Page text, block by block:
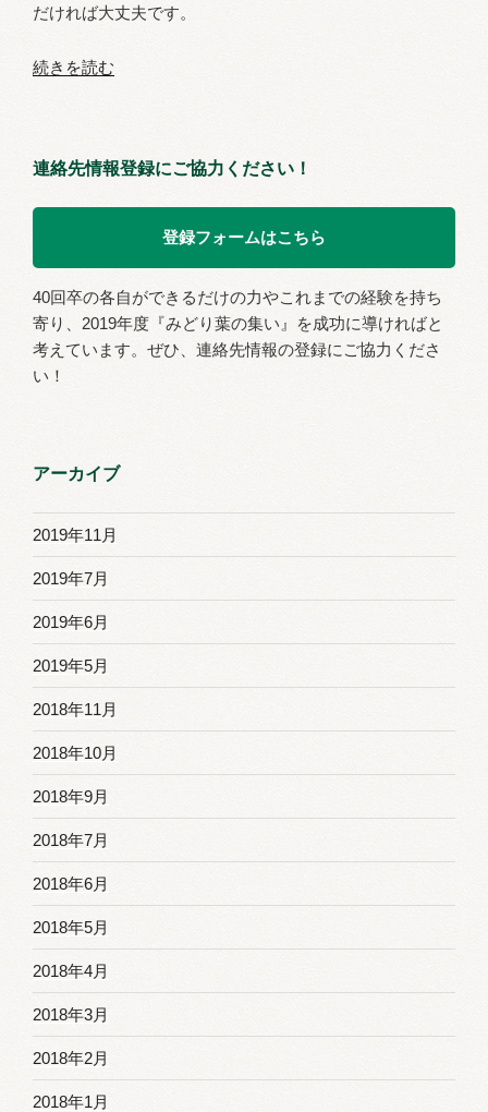
し
し
だければ大丈夫です。
“平
年
の
集
回
窓
会
参
加
募
集
の
知
せ”
の
続きを読む
連絡先情報登録にご協力ください！
登録フォームはこちら
40回卒の各自ができるだけの力やこれまでの経験を持ち
寄り、2019年度『みどり葉の集い』を成功に導ければと
考えています。ぜひ、連絡先情報の登録にご協力くださ
い！
アーカイブ
2019年11月
2019年7月
2019年6月
2019年5月
2018年11月
2018年10月
2018年9月
2018年7月
2018年6月
2018年5月
2018年4月
2018年3月
2018年2月
2018年1月